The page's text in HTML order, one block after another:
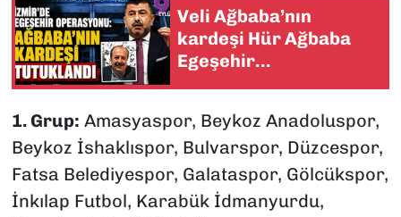
Veli Ağbaba’nın
kardeşi Hür Ağbaba
Egeşehir
1. Grup: Amasyaspor, Beykoz Anadoluspor,
Beykoz İshaklıspor, Bulvarspor, Düzcespor,
Fatsa Belediyespor, Galataspor, Gölcükspor,
İnkılap Futbol, Karabük İdmanyurdu,